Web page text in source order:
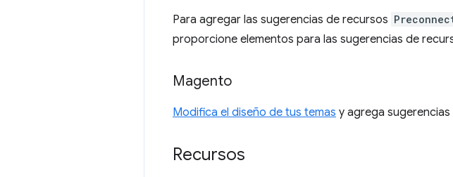
Para agregar las sugerencias de recursos
proporcione elementos para las sugerencias de
Magento
Modifica el diseño de tus temas y agrega
Recursos